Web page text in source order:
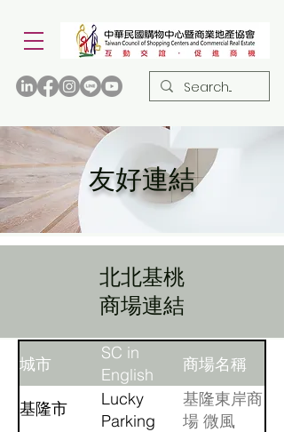
友好連結
北北基桃
​商場連結
城市
SC in
English
商場名稱
基隆市
Lucky
Parking
基隆東岸商
場 微風